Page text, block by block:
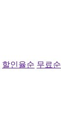
할인율순 무료순